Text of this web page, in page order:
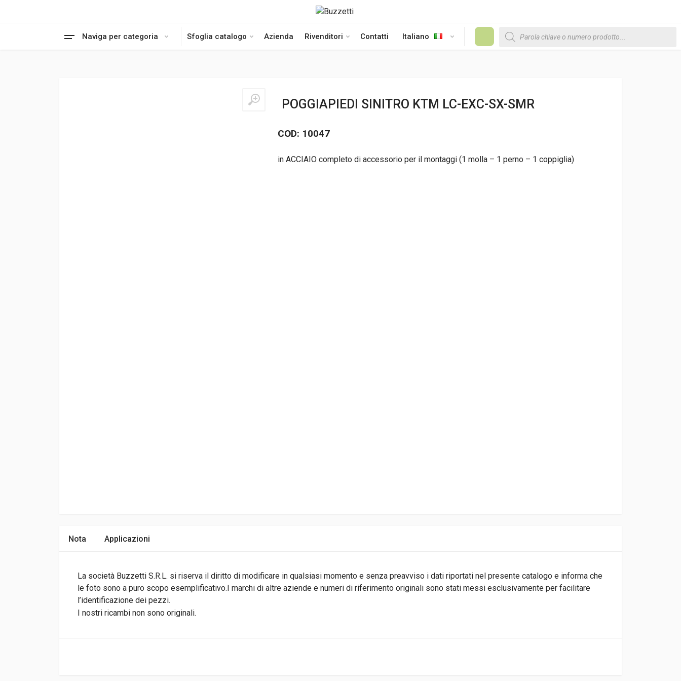
Naviga per categoria Sfoglia catalogo Azienda Rivenditori Contatti Italiano
Products search
POGGIAPIEDI SINITRO KTM LC-EXC-SX-SMR
COD: 10047
in ACCIAIO completo di accessorio per il montaggi (1 molla – 1 perno – 1 coppiglia)
Nota Applicazioni
La società Buzzetti S.R.L. si riserva il diritto di modificare in qualsiasi momento e senza preavviso i dati riportati nel presente catalogo e informa che
le foto sono a puro scopo esemplificativo.I marchi di altre aziende e numeri di riferimento originali sono stati messi esclusivamente per facilitare
l’identificazione dei pezzi.
I nostri ricambi non sono originali.